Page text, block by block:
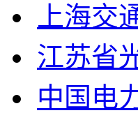
上海交
江苏省
中国电